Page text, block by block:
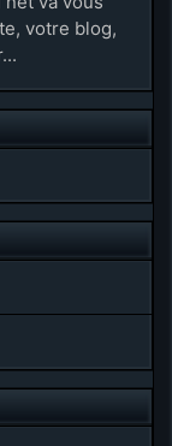
votre blog,